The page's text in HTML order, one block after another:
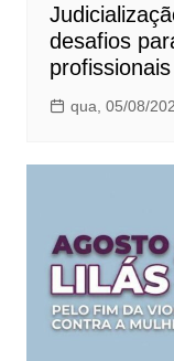
desafios
qua, 05/08/